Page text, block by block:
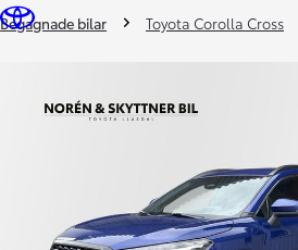
You are here
Begagnade bilar Toyota Corolla Cross